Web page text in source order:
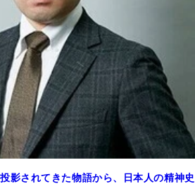
影されてきた物語から、日本人の精神史